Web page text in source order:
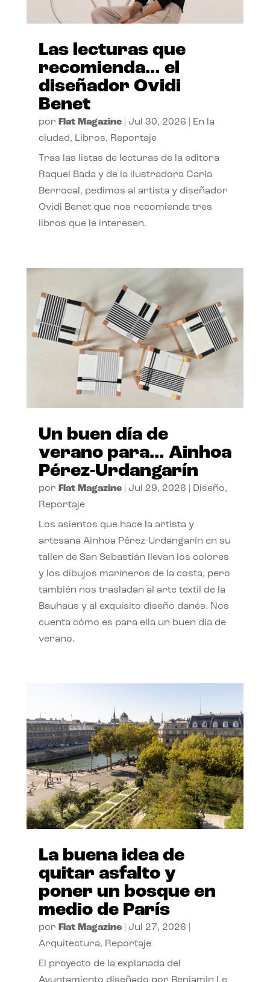
Las lecturas que
recomienda… el
diseñador Ovidi
Benet
por Flat Magazine| Jul 30, 2026
En la
ciudad, Libros, Reportaje
Tras las listas de lecturas de la editora
Raquel Bada y de la ilustradora Carla
Berrocal, pedimos al artista y diseñador
Ovidi Benet que nos recomiende tres
libros que le interesen.
Un buen día de
verano para… Ainhoa
Pérez-Urdangarín
por Flat Magazine| Jul 29, 2026 Diseño,
Reportaje
Los asientos que hace la artista y
artesana Ainhoa Pérez-Urdangarín en su
taller de San Sebastián llevan los colores
y los dibujos marineros de la costa, pero
también nos trasladan al arte textil de la
Bauhaus y al exquisito diseño danés. Nos
cuenta cómo es para ella un buen día de
verano.
La buena idea de
quitar asfalto y
poner un bosque en
medio de París
por Flat Magazine| Jul 27, 2026
Arquitectura, Reportaje
El proyecto de la explanada del
Ayuntamiento diseñado por Benjamin Le